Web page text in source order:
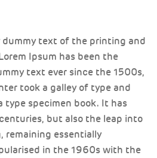
dummy text of the printing and
Ipsum has been the
text ever since the 1500s,
took a galley of type and
type specimen book. It has
but also the leap into
remaining essentially
in the 1960s with the